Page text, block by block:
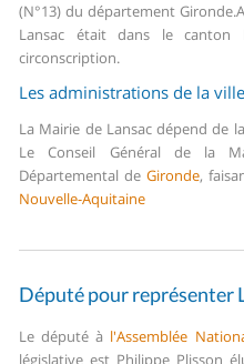
(N°13) du département Gironde.
Lansac était dans le canton
circonscription.
Les administrations de la
La Mairie de Lansac dépend de
Le Conseil Général de la
Départemental deGironde,
Nouvelle-Aquitaine
Député pour représenter
Le député à l'Assemblée